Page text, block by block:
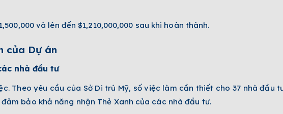
và lên đến $1,210,000,000 sau khi hoàn thành.
của Dự án
nhà đầu tư
Theo yêu cầu của Sở Di trú Mỹ, số việc làm cần thiết cho 37 nhà đầu
bảo khả năng nhận Thẻ Xanh của các nhà đầu tư.